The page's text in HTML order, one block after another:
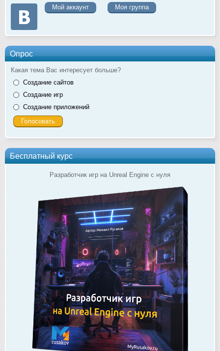
Мой аккаунт
Моя группа
Опрос
Какая тема Вас интересует больше?
Создание сайтов
Создание игр
Создание приложений
Бесплатный курс
Разработчик игр на Unreal Engine с нуля